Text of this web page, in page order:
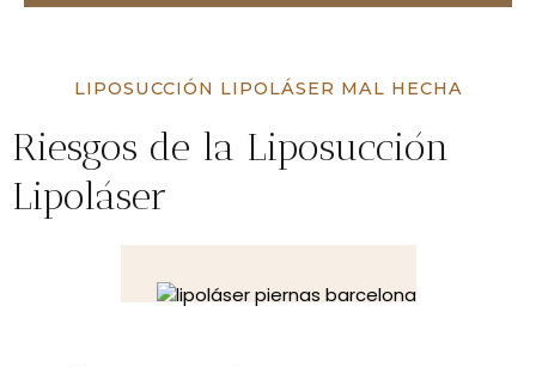
LIPOSUCCIÓN LIPOLÁSER MAL HECHA
Riesgos de la Liposucción
Lipoláser